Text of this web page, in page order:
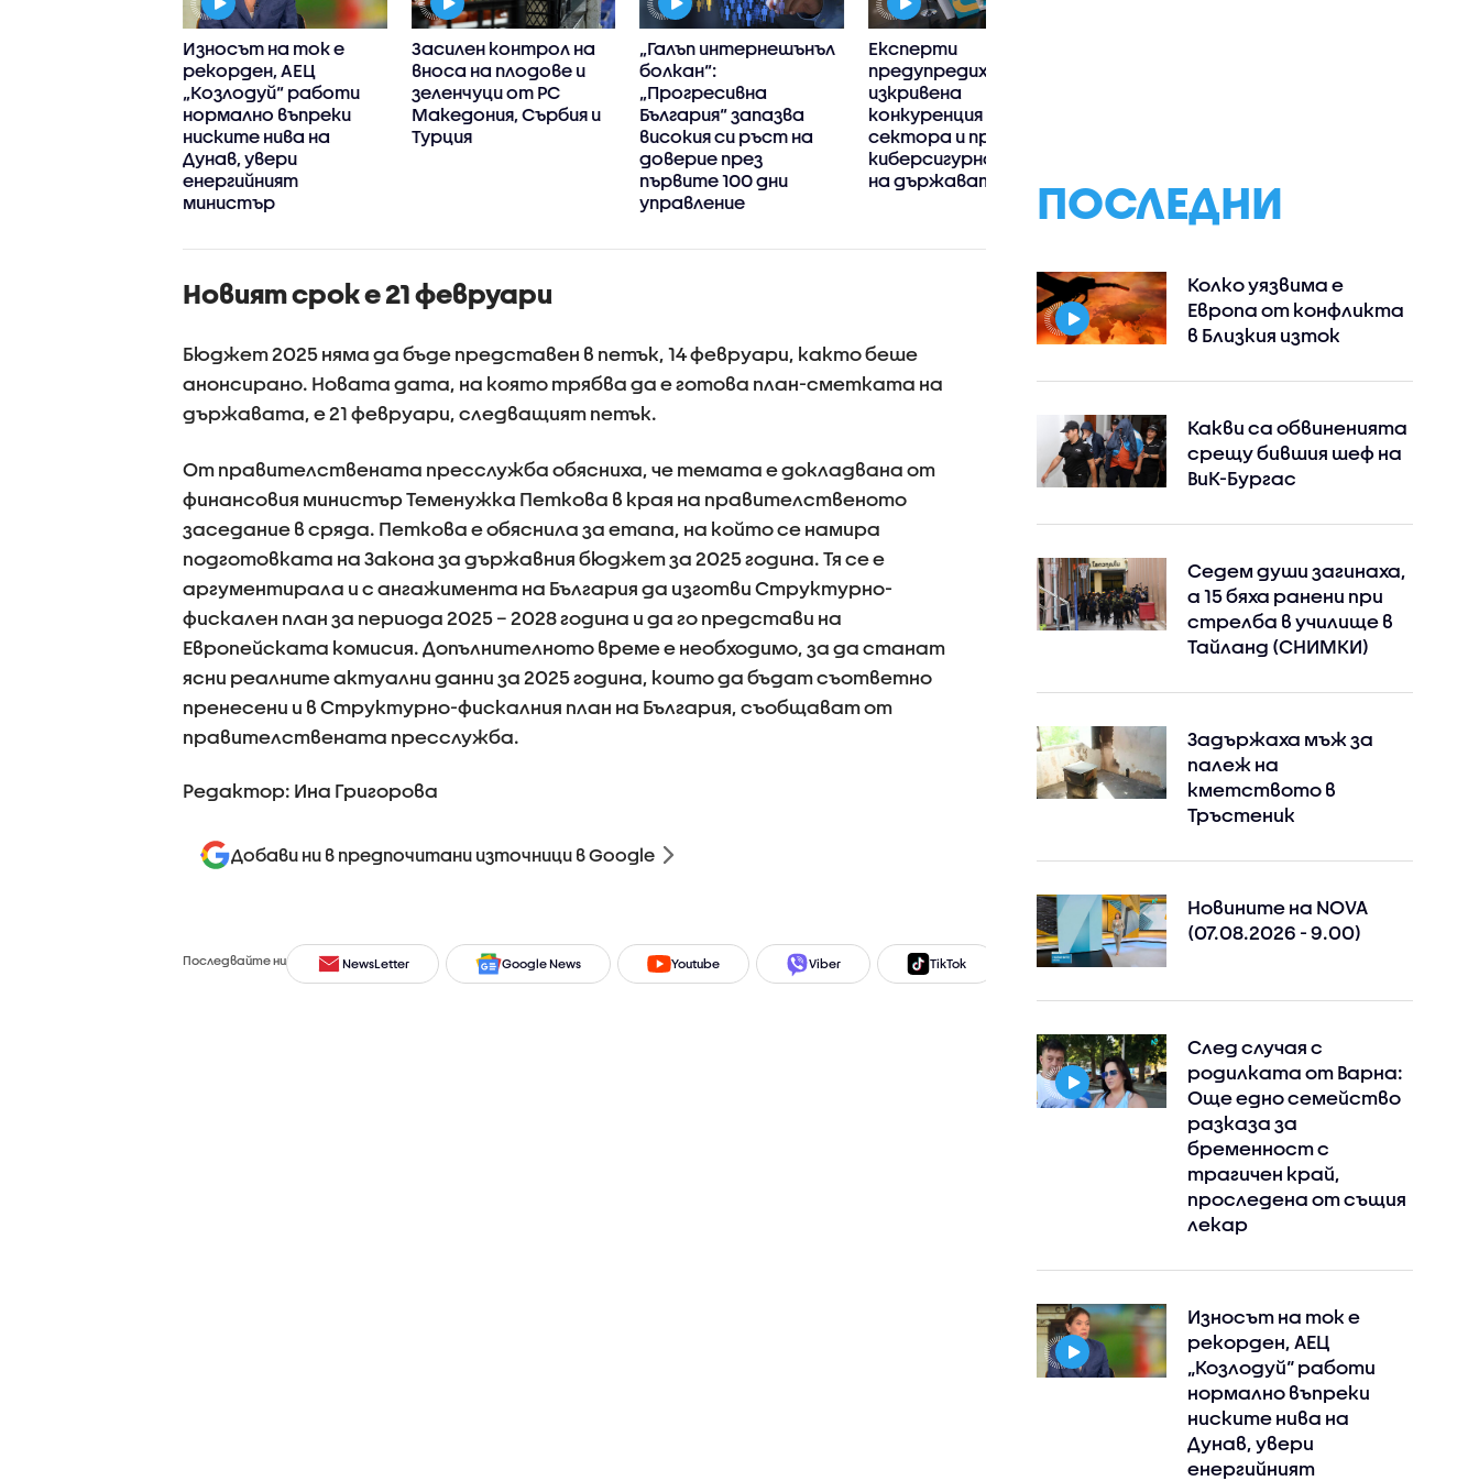
Износът на ток е
рекорден, АЕЦ
„Козлодуй“ работи
нормално въпреки
ниските нива на
Дунав, увери
енергийният
министър
Засилен контрол на
вноса на плодове и
зеленчуци от РС
Македония, Сърбия и
Турция
„Галъп интернешънъл
болкан“:
„Прогресивна
България“ запазва
високия си ръст на
доверие през
първите 100 дни
управление
Експерти
предупредиха за
изкривена
конкуренция в IT
сектора и пропуски в
киберсигурността
на държавата
Новият срок е 21 февруари
Бюджет 2025 няма да бъде представен в петък, 14 февруари, както беше
анонсирано. Новата дата, на която трябва да е готова план-сметката на
държавата, е 21 февруари, следващият петък.
От правителствената пресслужба обясниха, че темата е докладвана от
финансовия министър Теменужка Петкова в края на правителственото
заседание в сряда. Петкова е обяснила за етапа, на който се намира
подготовката на Закона за държавния бюджет за 2025 година. Тя се е
аргументирала и с ангажимента на България да изготви Структурно-
фискален план за периода 2025 – 2028 година и да го представи на
Европейската комисия. Допълнителното време е необходимо, за да станат
ясни реалните актуални данни за 2025 година, които да бъдат съответно
пренесени и в Структурно-фискалния план на България, съобщават от
правителствената пресслужба.
Редактор: Ина Григорова
Добави ни в предпочитани източници в Google
Последвайте ни NewsLetter Google News Youtube Viber TikTok Instagram
ПОСЛЕДНИ
Колко уязвима е
Европа от конфликта
в Близкия изток
Какви са обвиненията
срещу бившия шеф на
ВиК-Бургас
Седем души загинаха,
а 15 бяха ранени при
стрелба в училище в
Тайланд (СНИМКИ)
Задържаха мъж за
палеж на
кметството в
Тръстеник
Новините на NOVA
(07.08.2026 - 9.00)
След случая с
родилката от Варна:
Още едно семейство
разказа за
бременност с
трагичен край,
проследена от същия
лекар
Износът на ток е
рекорден, АЕЦ
„Козлодуй“ работи
нормално въпреки
ниските нива на
Дунав, увери
енергийният